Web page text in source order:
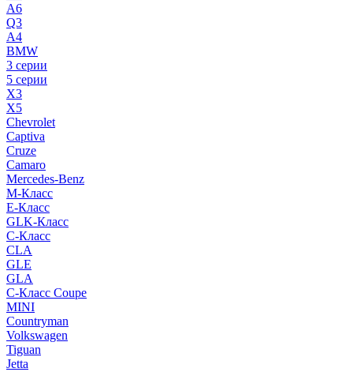
A6
Q3
A4
BMW
3 серии
5 серии
X3
X5
Chevrolet
Captiva
Cruze
Camaro
Mercedes-Benz
M-Класс
E-Класс
GLK-Класс
C-Класс
CLA
GLE
GLA
C-Класс Coupe
MINI
Countryman
Volkswagen
Tiguan
Jetta